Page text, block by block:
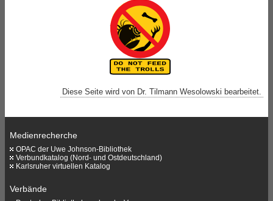
Diese Seite wird von Dr. Tilmann Wesolowski bearbeitet.
Medienrecherche
OPAC der Uwe Johnson-Bibliothek
Verbundkatalog (Nord- und Ostdeutschland)
Karlsruher virtuellen Katalog
Verbände